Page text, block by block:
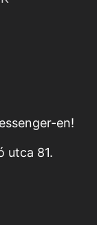
en!
utca 81.